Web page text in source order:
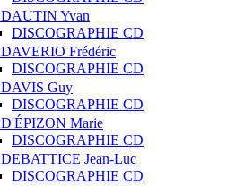
DAUTIN Yvan
DISCOGRAPHIE CD
DAVERIO Frédéric
DISCOGRAPHIE CD
DAVIS Guy
DISCOGRAPHIE CD
D'ÉPIZON Marie
DISCOGRAPHIE CD
DEBATTICE Jean-Luc
DISCOGRAPHIE CD